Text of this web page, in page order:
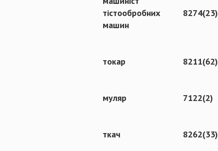
тістообробних
машин
8274(23)
токар 8211(62)
муляр 7122(2)
ткач 8262(33)